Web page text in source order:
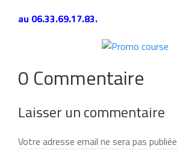
au 06.33.69.17.83.
0 Commentaire
Laisser un commentaire
Votre adresse email ne sera pas publiée